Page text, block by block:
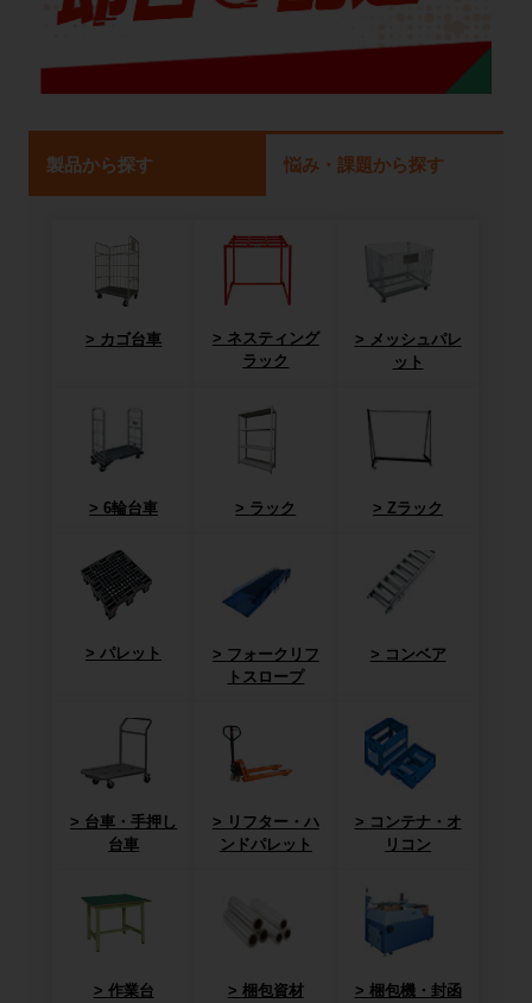
製品から探す 悩み・課題から探す
カゴ台車
ネスティング
ラック
メッシュパレ
ット
6輪台車 ラック Zラック
パレット
フォークリフ
トスロープ
コンベア
台車・手押し
台車
リフター・ハ
ンドパレット
コンテナ・オ
リコン
作業台 梱包資材
梱包機・封函